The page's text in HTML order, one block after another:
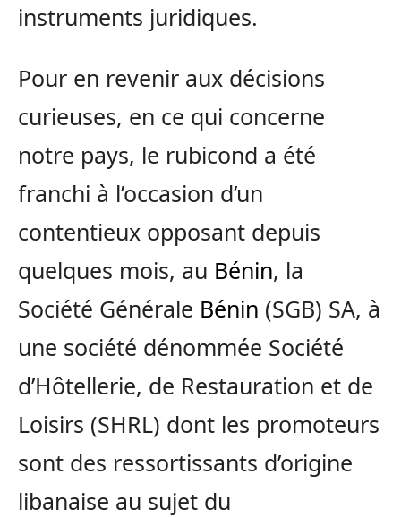
instruments juridiques.
Pour en revenir aux décisions
curieuses, en ce qui concerne
notre pays, le rubicond a été
franchi à l’occasion d’un
contentieux opposant depuis
quelques mois, au Bénin, la
Société Générale Bénin (SGB) SA, à
une société dénommée Société
d’Hôtellerie, de Restauration et de
Loisirs (SHRL) dont les promoteurs
sont des ressortissants d’origine
libanaise au sujet du